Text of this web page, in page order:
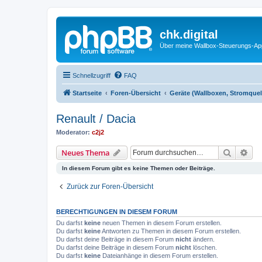
chk.digital
Über meine Wallbox-Steuerungs-
Schnellzugriff FAQ
Startseite Foren-Übersicht Geräte (Wallboxen,
Renault / Dacia
Moderator: c2j2
Neues Thema Suche
In diesem Forum gibt es keine Themen oder Beiträge.
Zurück zur Foren-Übersicht
BERECHTIGUNGEN IN DIESEM FORUM
Du darfst keine neuen Themen in diesem Forum erstellen.
Du darfst keineAntworten zu Themen in diesem Forum erstellen.
Du darfst deine Beiträge in diesem Forum nicht ändern.
Du darfst deine Beiträge in diesem Forum nicht löschen.
Du darfst keine Dateianhänge in diesem Forum erstellen.